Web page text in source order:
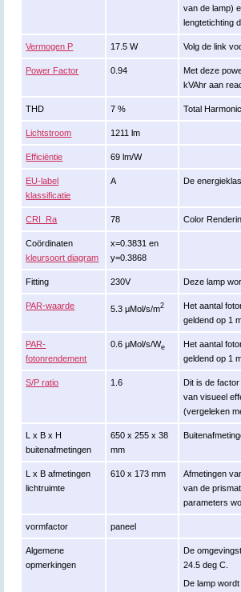
van de lamp)
lengtetichting
Vermogen P 17.5 W Volg de link
Power Factor 0.94
Met deze
kVAhr aan
THD 7 % Total
Lichtstroom 1211 lm
Efficiëntie 69 lm/W
EU-label
klassificatie
A De
CRI_Ra 78 Color
Coördinaten
kleursoort diagram
x=0.3831 en
y=0.3868
Fitting 230V Deze lamp
PAR-waarde 5.3 μMol/s/m2
Het aantal
geldend op 1
PAR-
fotonrendement
0.6 μMol/s/We
Het aantal
geldend op 1
S/P ratio 1.6
Dit is de
van visueel
(vergeleken
L x B x H
buitenafmetingen
650 x 255 x 38
mm
L x B afmetingen
lichtruimte
610 x 173 mm
Afmetingen
van de
parameters
vormfactor paneel
Algemene
opmerkingen
De
24.5 deg C.
De lamp